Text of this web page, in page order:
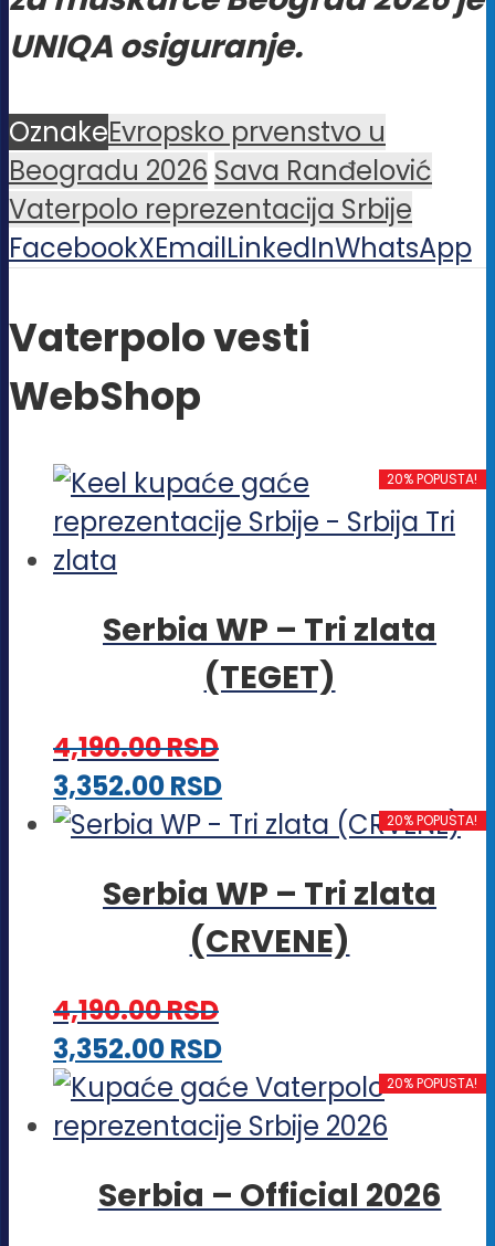
UNIQA osiguranje.
OznakeEvropsko prvenstvo u
Beogradu 2026 Sava Ranđelović
Vaterpolo reprezentacija Srbije
FacebookXEmailLinkedInWhatsApp
Vaterpolo vesti
WebShop
20% POPUSTA!
Serbia WP – Tri zlata
(TEGET)
4,190.00RSD
3,352.00RSDOvaj
proizvod
više
varijanti.
biti
izabrane
na
stranici
proizvoda.
20% POPUSTA!
Serbia WP – Tri zlata
(CRVENE)
4,190.00RSD
3,352.00RSDOvaj
proizvod
ima
varijanti.
20% POPUSTA!
Serbia – Official 2026